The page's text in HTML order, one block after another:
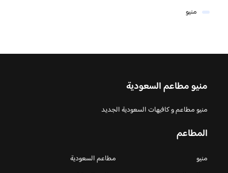
منيو
منيو مطاعم السعودية
منيو مطاعم و كافيهات السعودية الجديد
المطاعم
منيو
مطاعم السعودية